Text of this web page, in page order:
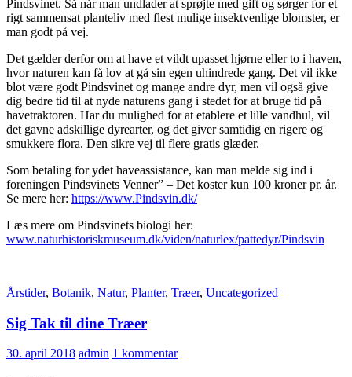
Pindsvinet. Så når man undlader at sprøjte med gift og sørger for et
rigt sammensat planteliv med flest mulige insektvenlige blomster, er
man godt på vej.
Det gælder derfor om at have et vildt upasset hjørne eller to i haven,
hvor naturen kan få lov at gå sin egen uhindrede gang. Det vil ikke
blot være godt Pindsvinet og mange andre dyr, men vil også give
dig bedre tid til at nyde naturens gang i stedet for at bruge tid på
havetraktoren. Har du mulighed for at etablere et lille vandhul, vil
det gavne adskillige dyrearter, og det giver samtidig en rigere og
smukkere flora. Den sikre vej til flere gratis glæder.
Som betaling for ydet haveassistance, kan man melde sig ind i
foreningen Pindsvinets Venner” – Det koster kun 100 kroner pr. år.
Se mere her: https://www.Pindsvin.dk/
Læs mere om Pindsvinets biologi her:
www.naturhistoriskmuseum.dk/viden/naturlex/pattedyr/Pindsvin
Årstider, Botanik, Natur, Planter, Træer, Uncategorized
Sig Tak til dine Træer
30. april 2018 admin 1 kommentar